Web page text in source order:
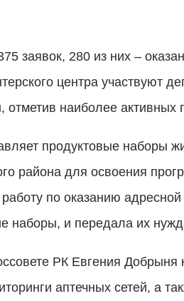
заявок, 280 из них –
центра участвуют
наиболее активных
продуктовые наборы
района для освоения
по оказанию
наборы, и передала их
РК Евгения Добрыня
аптечных сетей, а